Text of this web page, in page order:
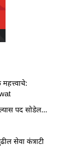
पद सोडेल…
सेवा कंत्राटी